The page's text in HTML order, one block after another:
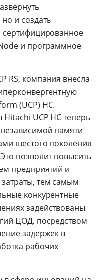
но и создать
сертифицированное
и программное
RS, компания внесла
(UCP) HC.
Hitachi UCP HC теперь
памяти
шестого поколения
позволит повысить
предприятий и
затраты, тем самым
конкурентные
задействованы
ЦОД, посредством
задержек в
рабочих